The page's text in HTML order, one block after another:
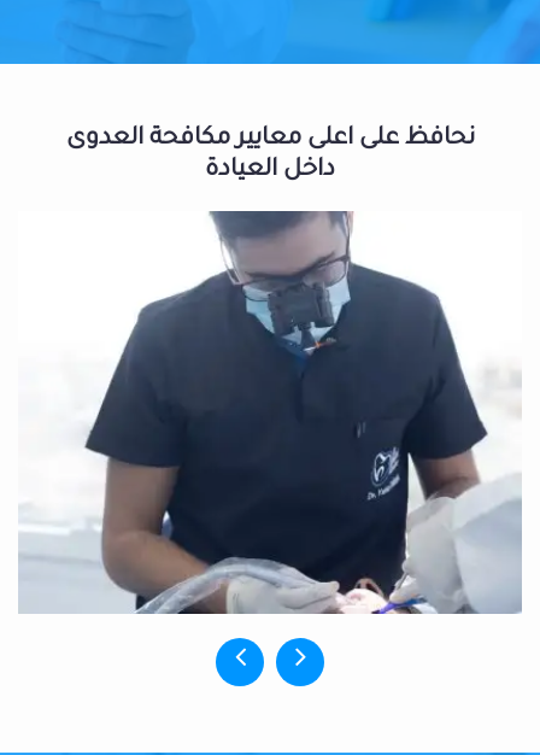
نحافظ على اعلى معايير مكافحة العدوى
داخل العيادة